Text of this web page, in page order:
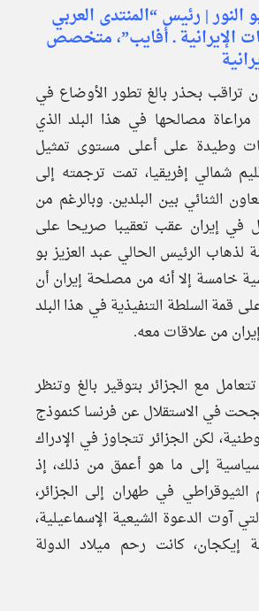
| رئيس “المنتدى العربي
الإيرانية ـ أفايب”، متخصص
تراقب بحذر بالغ تطور الأوضاع في
مصالحها في هذا البلد الذي
وطيدة على أعلى مستوى تمثيل
شمالي إفريقيا، تمت ترجمته إلى
للتعاون الثنائي بين البلدين. وبالرغم من
في إيران عقب تعقيبا صريحا على
لذهاب الرئيس الحالي عبد العزيز بو
خامسة إلا أنه من مصلحة إيران أن
قمة السلطة التنفيذية في هذا البلد
من علاقات معه.
مع الجزائر بتوقير بالغ وتنظر
التي نجحت في الاستقلال عن فرنسا كنموذج
لكن الجزائر تتجاوز في الإدراك
السياسية إلى ما هو أعمق من ذلك، إذ
في طهران إلى الجزائر،
آوت الدعوة الشيعية الإسماعيلية،
كانت رحم ميلاد الدولة